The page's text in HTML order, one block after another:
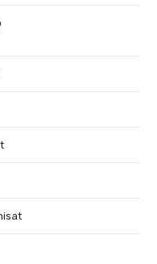
și o boxă de